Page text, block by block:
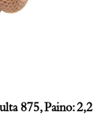
875, Paino: 2,2